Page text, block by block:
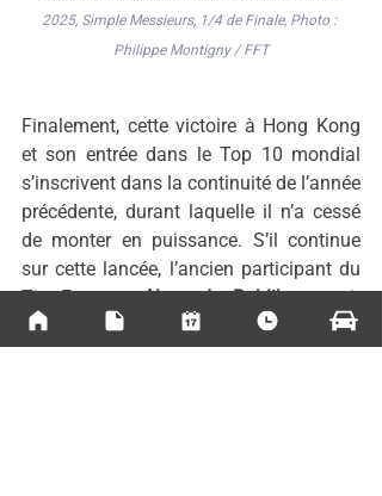
2025, Simple Messieurs, 1/4 de Finale, Photo :
Philippe Montigny / FFT
Finalement, cette victoire à Hong Kong
et son entrée dans le Top 10 mondial
s’inscrivent dans la continuité de l’année
précédente, durant laquelle il n’a cessé
de monter en puissance. S’il continue
sur cette lancée, l’ancien participant du
Tim Essonne, Alexander Bublik, pourrait
même réaliser de grandes performances
en Grand Chelem...